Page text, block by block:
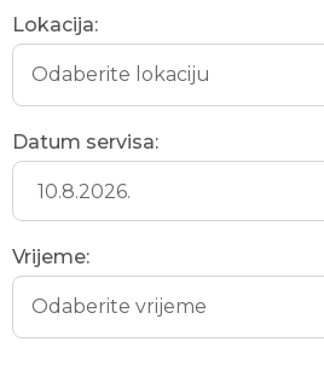
Lokacija:
Datum servisa:
Vrijeme: